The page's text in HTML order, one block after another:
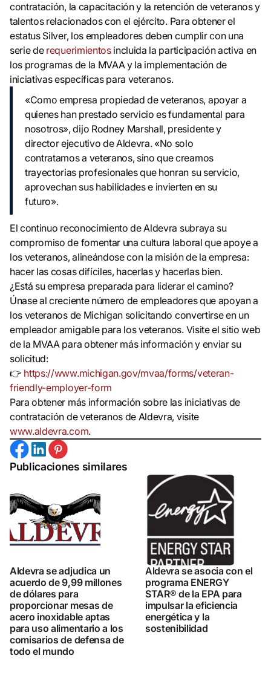
contratación, la capacitación y la retención de veteranos y
talentos relacionados con el ejército. Para obtener el
estatus Silver, los empleadores deben cumplir con una
serie de requerimientosincluida la participación activa en
los programas de la MVAA y la implementación de
iniciativas específicas para veteranos.
«Como empresa propiedad de veteranos, apoyar a
quienes han prestado servicio es fundamental para
nosotros», dijo Rodney Marshall, presidente y
director ejecutivo de Aldevra. «No solo
contratamos a veteranos, sino que creamos
trayectorias profesionales que honran su servicio,
aprovechan sus habilidades e invierten en su
futuro».
El continuo reconocimiento de Aldevra subraya su
compromiso de fomentar una cultura laboral que apoye a
los veteranos, alineándose con la misión de la empresa:
hacer las cosas difíciles, hacerlas y hacerlas bien.
¿Está su empresa preparada para liderar el camino?
Únase al creciente número de empleadores que apoyan a
los veteranos de Michigan solicitando convertirse en un
empleador amigable para los veteranos. Visite el sitio web
de la MVAA para obtener más información y enviar su
solicitud:
👉 https://www.michigan.gov/mvaa/forms/veteran-
friendly-employer-form
Para obtener más información sobre las iniciativas de
contratación de veteranos de Aldevra, visite
www.aldevra.com.
Publicaciones similares
Aldevra se adjudica un
acuerdo de 9,99 millones
de dólares para
proporcionar mesas de
acero inoxidable aptas
para uso alimentario a los
comisarios de defensa de
todo el mundo
Aldevra se asocia con el
programa ENERGY
STAR® de la EPA para
impulsar la eficiencia
energética y la
sostenibilidad